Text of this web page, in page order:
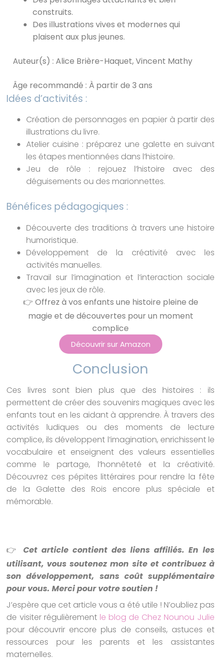
construits.
Des illustrations vives et modernes qui
plaisent aux plus jeunes.
Auteur(s) : Alice Brière-Haquet, Vincent Mathy
Âge recommandé : À partir de 3 ans
Idées d’activités :
Création de personnages en papier à partir des
illustrations du livre.
Atelier cuisine : préparez une galette en suivant
les étapes mentionnées dans l’histoire.
Jeu de rôle : rejouez l’histoire avec des
déguisements ou des marionnettes.
Bénéfices pédagogiques :
Découverte des traditions à travers une histoire
humoristique.
Développement de la créativité avec les
activités manuelles.
Travail sur l’imagination et l’interaction sociale
avec les jeux de rôle.
👉 Offrez à vos enfants une histoire pleine de
magie et de découvertes pour un moment
complice
Découvrir sur Amazon
Conclusion
Ces livres sont bien plus que des histoires : ils
permettent de créer des souvenirs magiques avec les
enfants tout en les aidant à apprendre. À travers des
activités ludiques ou des moments de lecture
complice, ils développent l’imagination, enrichissent le
vocabulaire et enseignent des valeurs essentielles
comme le partage, l’honnêteté et la créativité.
Découvrez ces pépites littéraires pour rendre la fête
de la Galette des Rois encore plus spéciale et
mémorable.
👉
Cet article contient des liens affiliés. En les
utilisant, vous soutenez mon site et contribuez à
son développement, sans coût supplémentaire
pour vous. Merci pour votre soutien !
J’espère que cet article vous a été utile ! N’oubliez pas
de visiter régulièrement le blog de Chez Nounou Julie
pour découvrir encore plus de conseils, astuces et
ressources pour les parents et les assistantes
maternelles.